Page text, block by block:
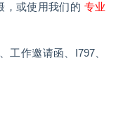
，或使用我们的 专业
工作邀请函、I797、